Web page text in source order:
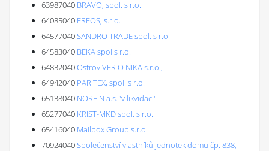
63987040 BRAVO, spol. s r.o.
64085040 FREOS, s.r.o.
64577040SANDRO TRADE spol. s r.o.
64583040 BEKA spol.s r.o.
64832040Ostrov VER O NIKA s.r.o.,
64942040 PARITEX, spol. s r.o.
65138040 NORFIN a.s. 'v likvidaci'
65277040 KRIST-MKD spol. s r.o.
65416040 Mailbox Group s.r.o.
70924040Společenství vlastníků jednotek domu čp. 838,